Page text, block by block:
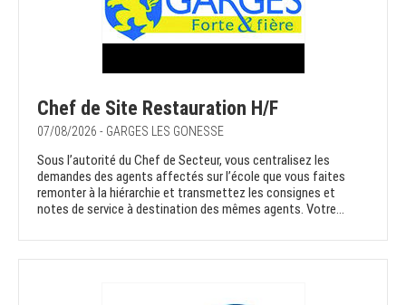
Chef de Site Restauration H/F
07/08/2026 - GARGES LES GONESSE
Sous l’autorité du Chef de Secteur, vous centralisez les
demandes des agents affectés sur l’école que vous faites
remonter à la hiérarchie et transmettez les consignes et
notes de service à destination des mêmes agents. Votre...